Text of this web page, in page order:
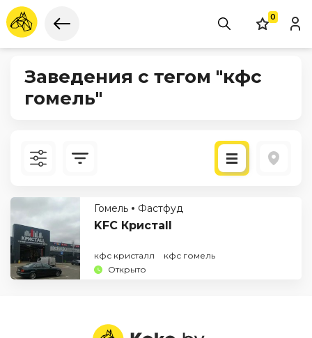
0
Заведения с тегом "кфс
гомель"
По рейтингуГомель Фастфуд
KFC Кристall
кфс кристалл
кфс гомель
Открыто